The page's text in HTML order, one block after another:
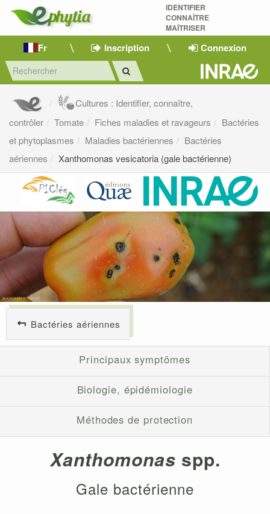
IDENTIFIER
CONNAÎTRE
MAÎTRISER
Fr Inscription Connexion
Cultures : Identifier, connaître,
contrôler
Tomate Fiches maladies et ravageurs
Bactéries
et phytoplasmes
Maladies bactériennes
Bactéries
aériennes
Xanthomonas vesicatoria (gale bactérienne)
Bactéries aériennes
Principaux symptômes
Biologie, épidémiologie
Méthodes de protection
Xanthomonas spp.
Gale bactérienne